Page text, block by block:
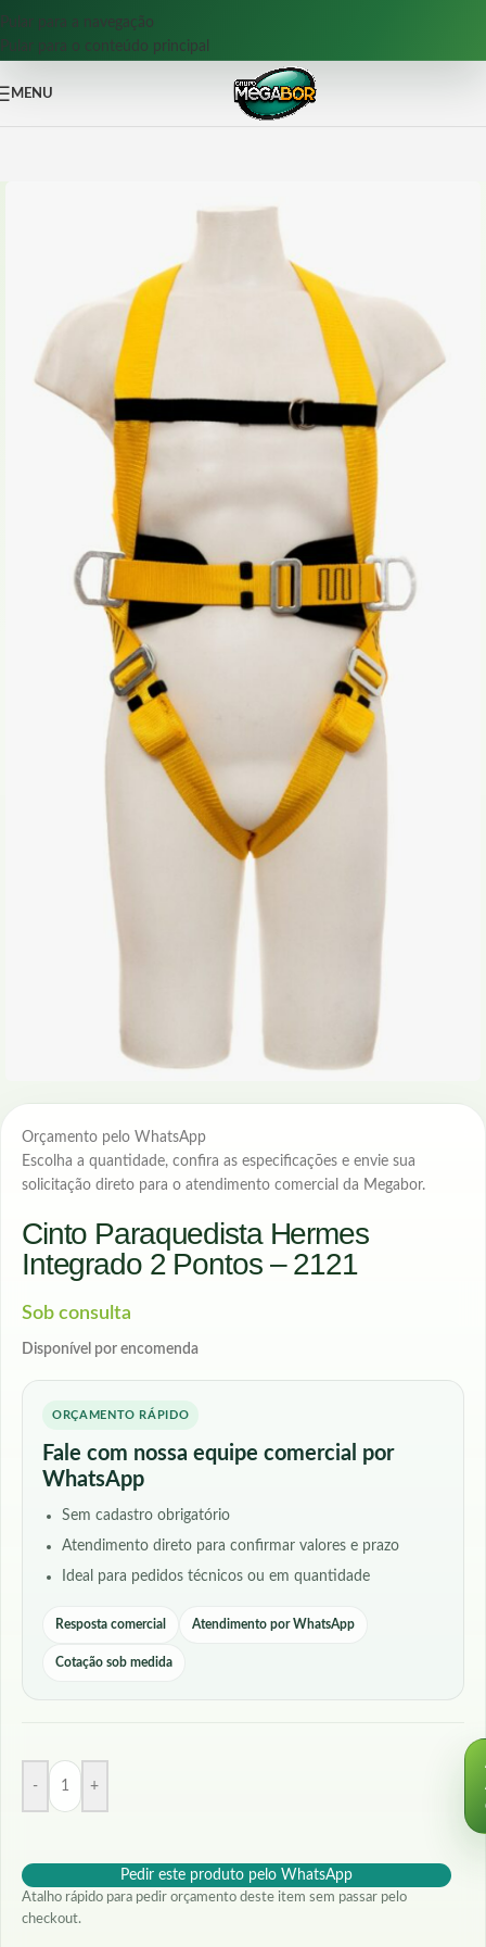
Pular para a navegação
Pular para o conteúdo principal
MENU
Orçamento pelo WhatsApp
Escolha a quantidade, confira as especificações e envie sua
solicitação direto para o atendimento comercial da Megabor.
Cinto Paraquedista Hermes
Integrado 2 Pontos – 2121
Sob consulta
Disponível por encomenda
ORÇAMENTO RÁPIDO
Fale com nossa equipe comercial por
WhatsApp
Sem cadastro obrigatório
Atendimento direto para confirmar valores e prazo
Ideal para pedidos técnicos ou em quantidade
Resposta comercial Atendimento por WhatsApp
Cotação sob medida
- +
Pedir este produto pelo WhatsApp
Atalho rápido para pedir orçamento deste item sem passar pelo
checkout.